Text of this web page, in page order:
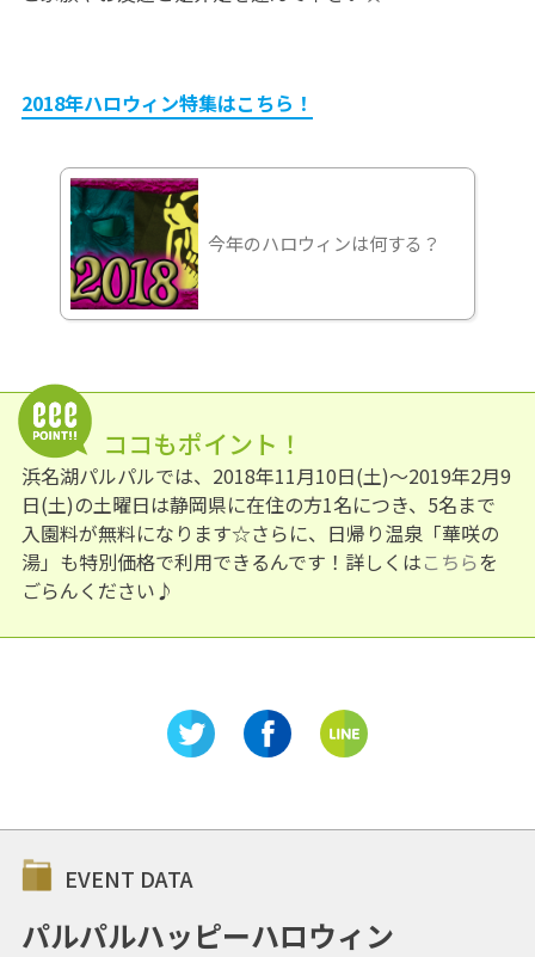
2018年ハロウィン特集はこちら！
今年のハロウィンは何する？
ココもポイント！
浜名湖パルパルでは、2018年11月10日(土)～2019年2月9
日(土)の土曜日は静岡県に在住の方1名につき、5名まで
入園料が無料になります☆さらに、日帰り温泉「華咲の
湯」も特別価格で利用できるんです！詳しくはこちらを
ごらんください♪
EVENT DATA
パルパルハッピーハロウィン